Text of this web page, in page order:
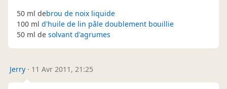
50 ml debrou de noix liquide
100 ml d'huile de lin pâle doublement bouillie
50 ml de solvant d'agrumes
Jerry · 11 Avr 2011, 21:25